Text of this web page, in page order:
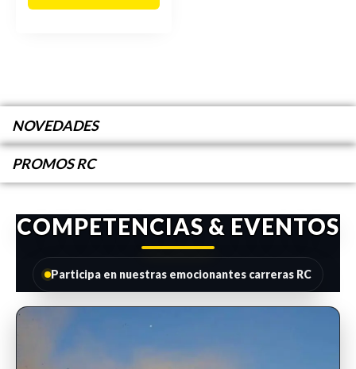
NOVEDADES
PROMOS RC
COMPETENCIAS & EVENTOS
Participa en nuestras emocionantes carreras RC
INSCRIPCIONES ABIERTAS